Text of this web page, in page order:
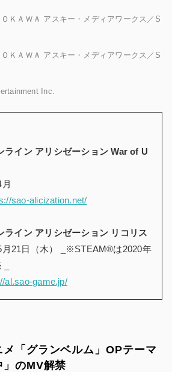
ＫＡＷＡ アスキー・メディアワークス／S
ＫＡＷＡ アスキー・メディアワークス／S
Inc.
ライン アリシゼーション War of U
sao-alicization.net/
ライン アリシゼーション リコリス
月21日（木） _※STEAM®は2020年
al.sao-game.jp/
「グランベルム」OPテーマ
」のMV解禁